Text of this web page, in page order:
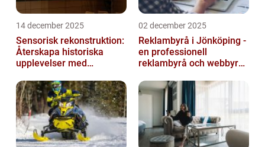
14 december 2025
Sensorisk rekonstruktion:
Återskapa historiska
upplevelser med
02 december 2025
Reklambyrå i Jönköping -
en professionell
reklambyrå och webbyrå
kommunikati...